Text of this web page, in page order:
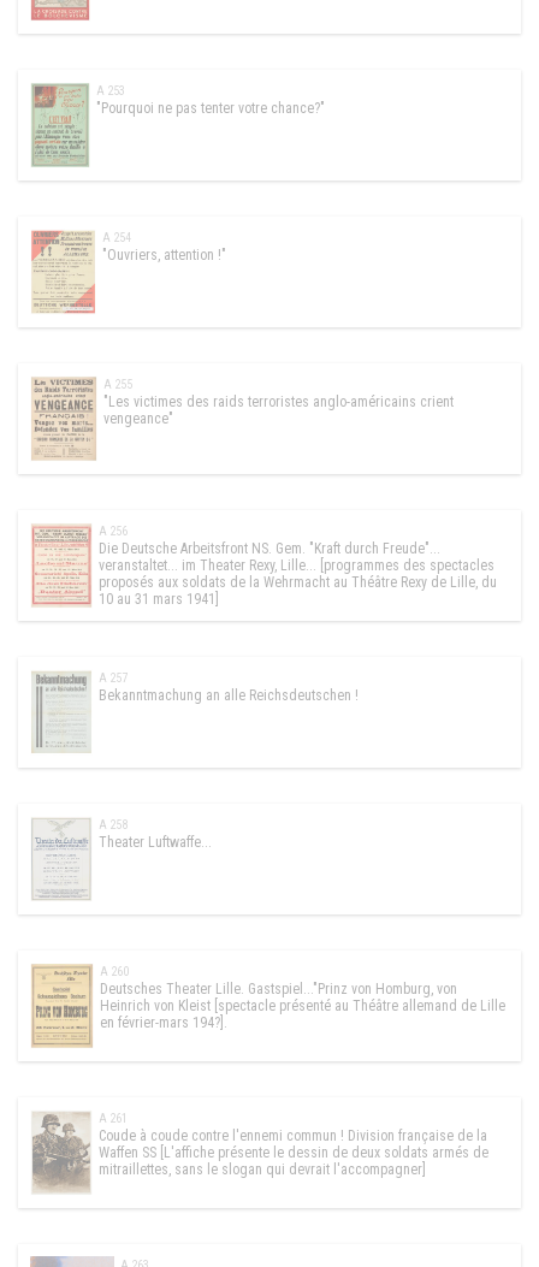
A 253
"Pourquoi ne pas tenter votre chance?"
A 254
"Ouvriers, attention !"
A 255
"Les victimes des raids terroristes anglo-américains crient
vengeance"
A 256
Die Deutsche Arbeitsfront NS. Gem. "Kraft durch Freude"...
veranstaltet... im Theater Rexy, Lille... [programmes des spectacles
proposés aux soldats de la Wehrmacht au Théâtre Rexy de Lille, du
10 au 31 mars 1941]
A 257
Bekanntmachung an alle Reichsdeutschen !
A 258
Theater Luftwaffe...
A 260
Deutsches Theater Lille. Gastspiel..."Prinz von Homburg, von
Heinrich von Kleist [spectacle présenté au Théâtre allemand de Lille
en février-mars 194?].
A 261
Coude à coude contre l'ennemi commun ! Division française de la
Waffen SS [L'affiche présente le dessin de deux soldats armés de
mitraillettes, sans le slogan qui devrait l'accompagner]